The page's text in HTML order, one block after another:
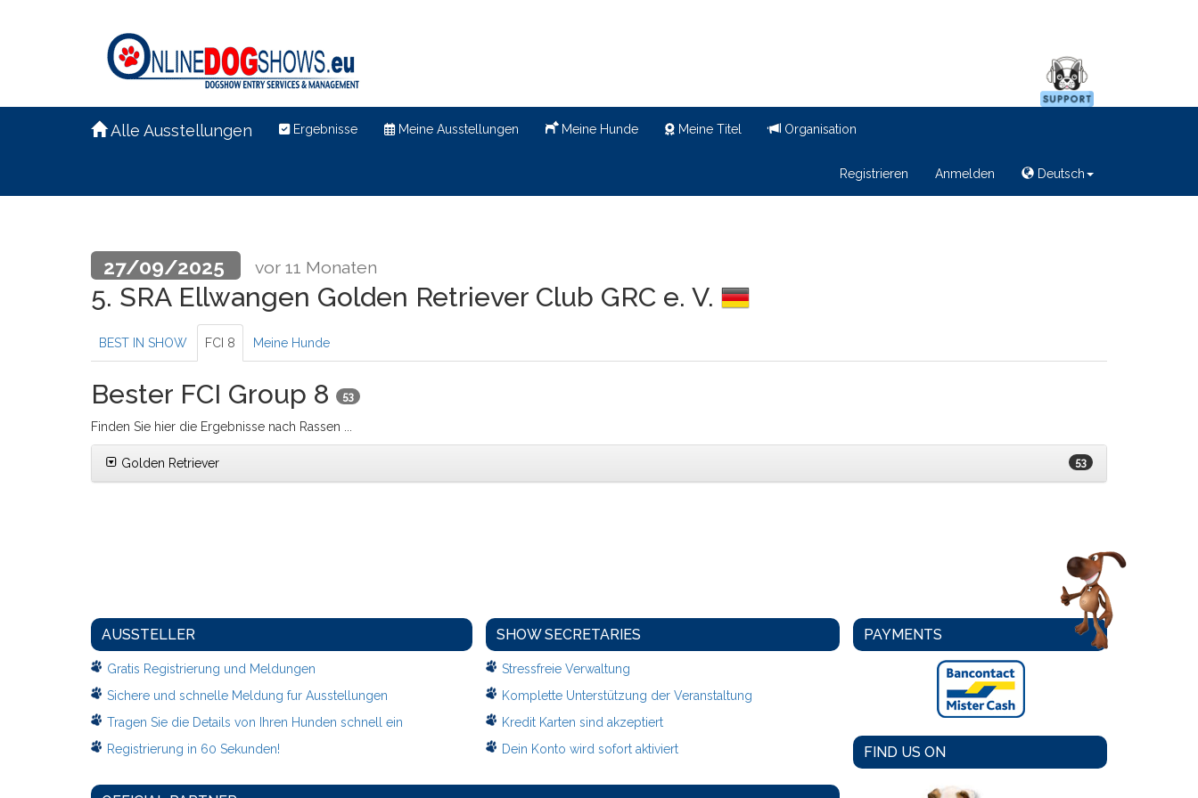
Alle Ausstellungen Ergebnisse Meine Ausstellungen Meine Hunde Meine Titel Organisation
Registrieren Anmelden Deutsch
27/09/2025 vor 11 Monaten
5. SRA Ellwangen Golden Retriever Club GRC e. V.
BEST IN SHOW FCI 8 Meine Hunde
Bester FCI Group 8 53
Finden Sie hier die Ergebnisse nach Rassen ...
Golden Retriever 53
AUSSTELLER
Gratis Registrierung und Meldungen
Sichere und schnelle Meldung fur Ausstellungen
Tragen Sie die Details von Ihren Hunden schnell ein
Registrierung in 60 Sekunden!
SHOW SECRETARIES
Stressfreie Verwaltung
Komplette Unterstützung der Veranstaltung
Kredit Karten sind akzeptiert
Dein Konto wird sofort aktiviert
PAYMENTS
FIND US ON